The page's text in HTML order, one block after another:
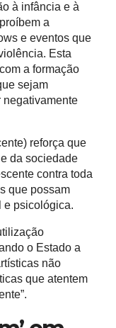
à infância e à
a
e eventos que
Esta
a formação
sejam
negativamente
reforça que
da sociedade
contra toda
que possam
e psicológica.
o Estado a
não
que atentem